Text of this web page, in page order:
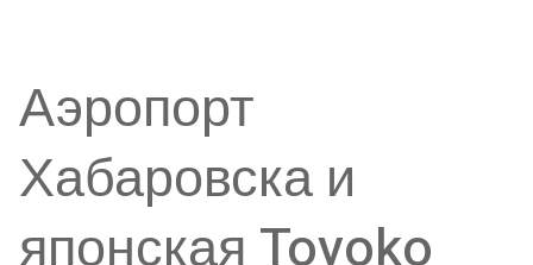
Аэропорт
Хабаровска и